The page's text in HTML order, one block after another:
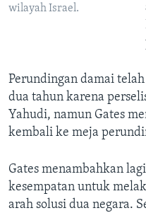
wilayah Israel.
Perundingan damai
dua tahun karena
Yahudi, namun Gates
kembali ke meja
Gates menambahkan
kesempatan untuk
arah solusi dua negara.